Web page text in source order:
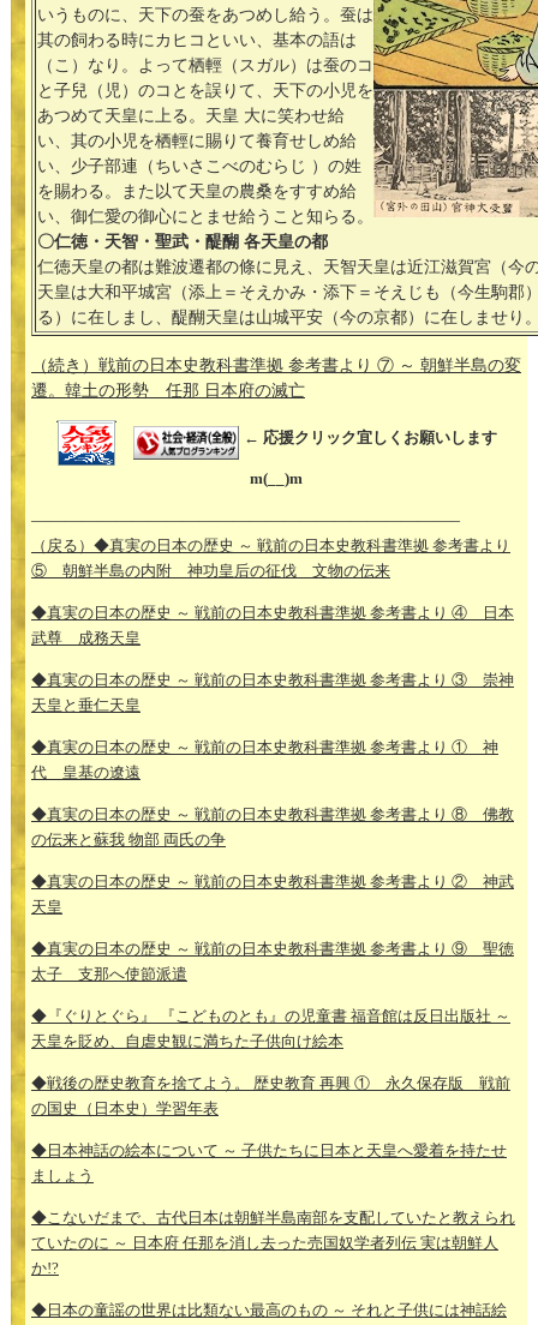
いうものに、天下の蚕をあつめし給う。蚕は
其の飼わる時にカヒコといい、基本の語は
（こ）なり。よって栖輕（スガル）は蚕のコ
と子兒（児）のコとを誤りて、天下の小児を
あつめて天皇に上る。天皇 大に笑わせ給
い、其の小児を栖輕に賜りて養育せしめ給
い、少子部連（ちいさこべのむらじ ）の姓
を賜わる。また以て天皇の農桑をすすめ給
い、御仁愛の御心にとませ給うこと知らる。
〇仁徳・天智・聖武・醍醐 各天皇の都
仁徳天皇の都は難波遷都の條に見え、天智天皇は近江滋賀宮（今
天皇は大和平城宮（添上＝そえかみ・添下＝そえじも（今生駒郡
る）に在しまし、醍醐天皇は山城平安（今の京都）に在しませり
（続き）戦前の日本史教科書準拠 参考書より ⑦ ～ 朝鮮半島の変
遷。韓土の形勢 任那 日本府の滅亡
← 応援クリック宜しくお願いします
m(__)m
—————————————————————————–
（戻る）◆真実の日本の歴史 ～ 戦前の日本史教科書準拠 参考書より
⑤ 朝鮮半島の内附 神功皇后の征伐 文物の伝来
◆真実の日本の歴史 ～ 戦前の日本史教科書準拠 参考書より ④ 日本
武尊 成務天皇
◆真実の日本の歴史 ～ 戦前の日本史教科書準拠 参考書より ③ 崇神
天皇と垂仁天皇
◆真実の日本の歴史 ～ 戦前の日本史教科書準拠 参考書より ① 神
代 皇基の遼遠
◆真実の日本の歴史 ～ 戦前の日本史教科書準拠 参考書より ⑧ 佛教
の伝来と蘇我 物部 両氏の争
◆真実の日本の歴史 ～ 戦前の日本史教科書準拠 参考書より ② 神武
天皇
◆真実の日本の歴史 ～ 戦前の日本史教科書準拠 参考書より ⑨ 聖徳
太子 支那へ使節派遣
◆『ぐりとぐら』 『こどものとも』の児童書 福音館は反日出版社 ～
天皇を貶め、自虐史観に満ちた子供向け絵本
◆戦後の歴史教育を捨てよう。 歴史教育 再興 ① 永久保存版 戦前
の国史（日本史）学習年表
◆日本神話の絵本について ～ 子供たちに日本と天皇へ愛着を持たせ
ましょう
◆こないだまで、古代日本は朝鮮半島南部を支配していたと教えられ
ていたのに ～ 日本府 任那を消し去った売国奴学者列伝 実は朝鮮人
か!?
◆日本の童謡の世界は比類ない最高のもの ～ それと子供には神話絵